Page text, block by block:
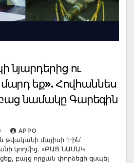
նյարդերից ու
մարդ եք». Հովհաննես
նամակը Գարեգին
APPO
թվականի մայիսի 1-ին՝
կողմից. «ԲԱՑ ՆԱՄԱԿ
բայց որքան փորձեցի զսպել